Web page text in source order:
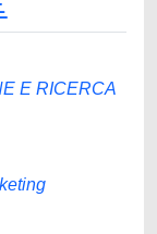
E RICERCA